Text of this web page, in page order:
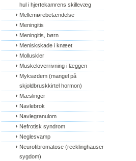
hul i hjertekamrens skillevæg
Mellemørebetændelse
Meningitis
Meningitis, børn
Meniskskade i knæet
Molluskler
Muskeloverrivning i læggen
Myksødem (mangel på
skjoldbruskkirtel hormon)
Mæslinger
Navlebrok
Navlegranulom
Nefrotisk syndrom
Neglesvamp
Neurofibromatose (recklinghausens
sygdom)